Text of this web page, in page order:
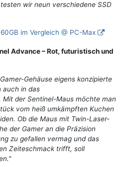
wir neun verschiedene SSD
im Vergleich @ PC-Max
Advance – Rot, futuristisch und
Gehäuse eigens konzipierte
auch in das
der Sentinel-Maus möchte man
vom heiß umkämpften Kuchen
Ob die Maus mit Twin-Laser-
der Gamer an die Präzision
zu gefallen vermag und das
Zeiteschmack trifft, soll